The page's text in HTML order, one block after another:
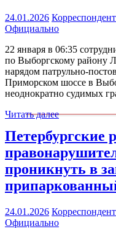
24.01.2026
Официально
22 января в 06:35
по Выборгскому району
нарядом патрульно-
Приморском шоссе в
неоднократно судимых
Читать далее
Петербургские
проникнуть в
24.01.2026
Официально